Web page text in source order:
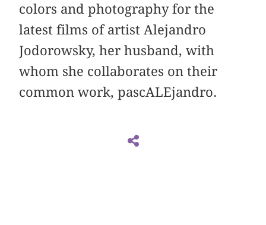
colors and photography for the
latest films of artist Alejandro
Jodorowsky, her husband, with
whom she collaborates on their
common work, pascALEjandro.